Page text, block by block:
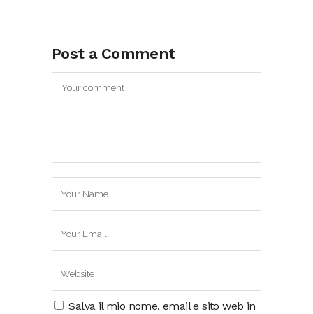
Post a Comment
Salva il mio nome, email e sito web in